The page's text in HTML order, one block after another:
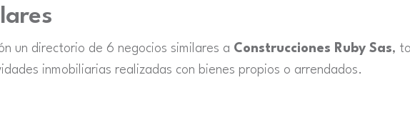
un directorio de 6 negocios similares a Construcciones Ruby Sas,
inmobiliarias realizadas con bienes propios o arrendados.